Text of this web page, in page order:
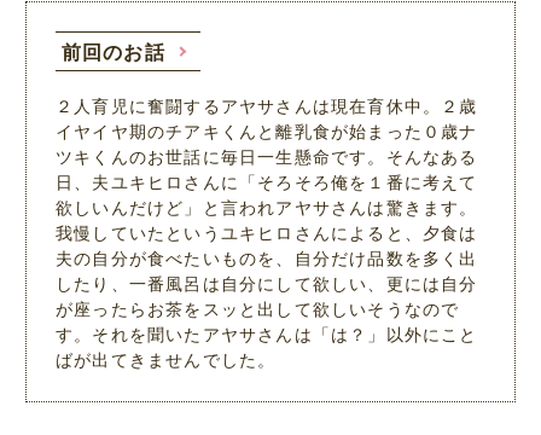
前回のお話
２人育児に奮闘するアヤサさんは現在育休中。２歳
イヤイヤ期のチアキくんと離乳食が始まった０歳ナ
ツキくんのお世話に毎日一生懸命です。そんなある
日、夫ユキヒロさんに「そろそろ俺を１番に考えて
欲しいんだけど」と言われアヤサさんは驚きます。
我慢していたというユキヒロさんによると、夕食は
夫の自分が食べたいものを、自分だけ品数を多く出
したり、一番風呂は自分にして欲しい、更には自分
が座ったらお茶をスッと出して欲しいそうなので
す。それを聞いたアヤサさんは「は？」以外にこと
ばが出てきませんでした。